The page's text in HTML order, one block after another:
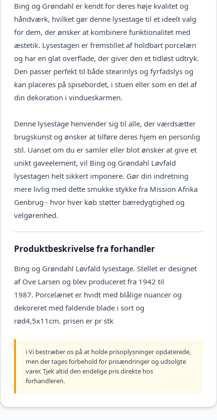
Bing og Grøndahl er kendt for deres høje kvalitet og
håndværk, hvilket gør denne lysestage til et ideelt valg
for dem, der ønsker at kombinere funktionalitet med
æstetik. Lysestagen er fremstillet af holdbart porcelæn
og har en glat overflade, der giver den et tidløst udtryk.
Den passer perfekt til både stearinlys og fyrfadslys og
kan placeres på spisebordet, i stuen eller som en del af
din dekoration i vindueskarmen.
Denne lysestage henvender sig til alle, der værdsætter
brugskunst og ønsker at tilføre deres hjem en personlig
stil. Uanset om du er samler eller blot ønsker at give et
unikt gaveelement, vil Bing og Grøndahl Løvfald
lysestagen helt sikkert imponere. Gør din indretning
mere livlig med dette smukke stykke fra Mission Afrika
Genbrug - hvor hver køb støtter bæredygtighed og
velgørenhed.
Produktbeskrivelse fra forhandler
Bing og Grøndahl Løvfald lysestage. Stellet er designet
af Ove Larsen og blev produceret fra 1942 til
1987. Porcelænet er hvidt med blålige nuancer og
dekoreret med faldende blade i sort og
rød4,5x11cm. prisen er pr stk
ℹ️ Vi bestræber os på at holde prisoplysninger opdaterede,
men der tages forbehold for prisændringer og udsolgte
varer. Tjek altid den endelige pris direkte hos
forhandleren.